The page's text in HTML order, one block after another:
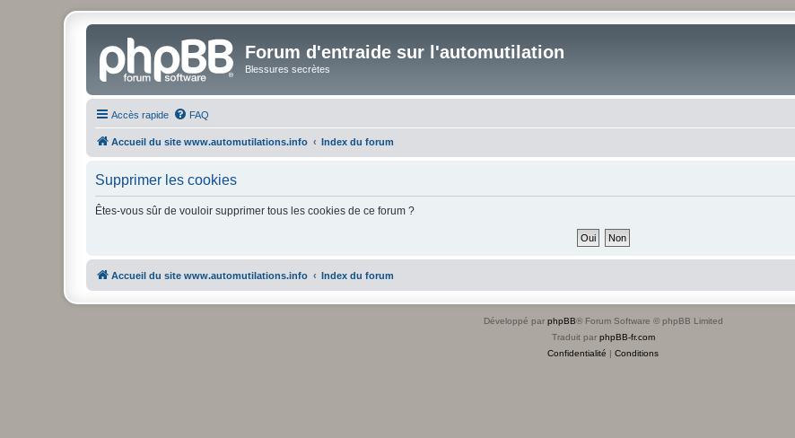
Forum d'entraide sur l'automutilation
Blessures secrètes
Accès rapide FAQ
Accueil du site www.automutilations.info Index du forum
Supprimer les cookies
Êtes-vous sûr de vouloir supprimer tous les cookies de ce forum ?
Accueil du site www.automutilations.info Index du forum
Développé par phpBB® Forum Software © phpBB Limited
Traduit par phpBB-fr.com
Confidentialité | Conditions